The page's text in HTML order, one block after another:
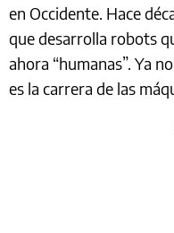
en Occidente. Hace
que desarrolla robots
ahora “humanas”. Ya
es la carrera de las